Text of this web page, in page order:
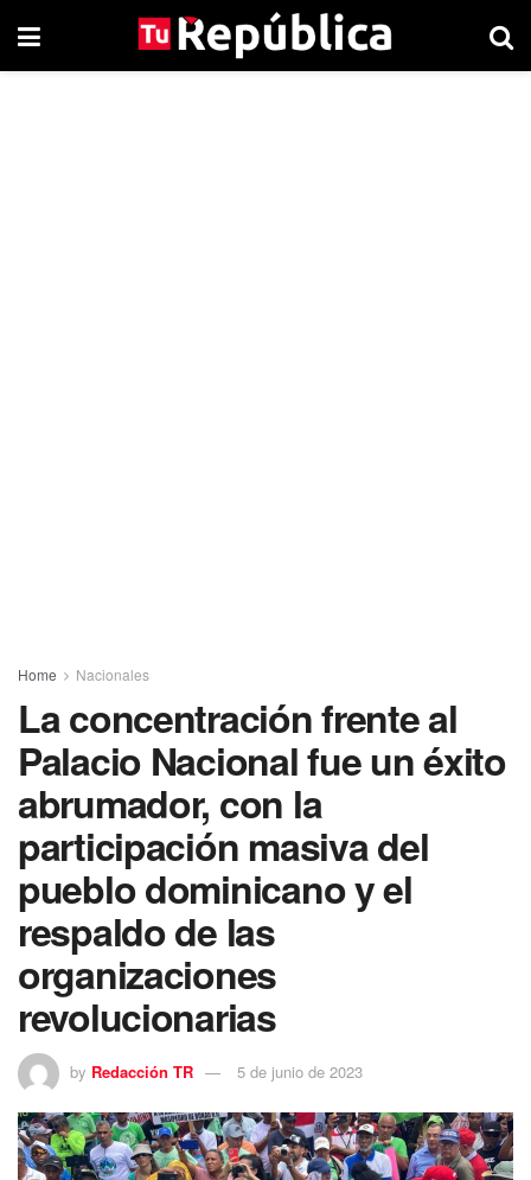
Home Nacionales
La concentración frente al
Palacio Nacional fue un éxito
abrumador, con la
participación masiva del
pueblo dominicano y el
respaldo de las
organizaciones
revolucionarias
by Redacción TR 5 de junio de 2023